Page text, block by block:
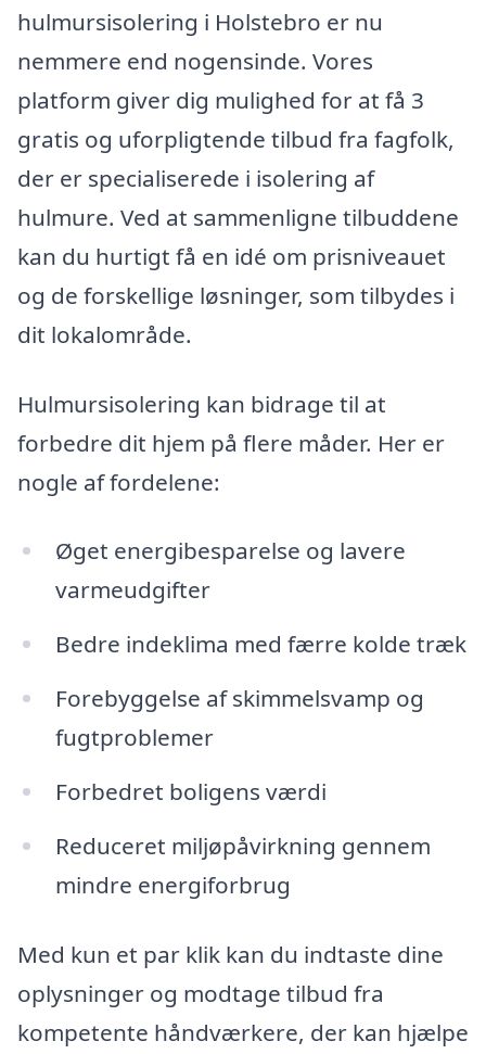
hulmursisolering i Holstebro er nu
nemmere end nogensinde. Vores
platform giver dig mulighed for at få 3
gratis og uforpligtende tilbud fra fagfolk,
der er specialiserede i isolering af
hulmure. Ved at sammenligne tilbuddene
kan du hurtigt få en idé om prisniveauet
og de forskellige løsninger, som tilbydes i
dit lokalområde.
Hulmursisolering kan bidrage til at
forbedre dit hjem på flere måder. Her er
nogle af fordelene:
Øget energibesparelse og lavere
varmeudgifter
Bedre indeklima med færre kolde træk
Forebyggelse af skimmelsvamp og
fugtproblemer
Forbedret boligens værdi
Reduceret miljøpåvirkning gennem
mindre energiforbrug
Med kun et par klik kan du indtaste dine
oplysninger og modtage tilbud fra
kompetente håndværkere, der kan hjælpe